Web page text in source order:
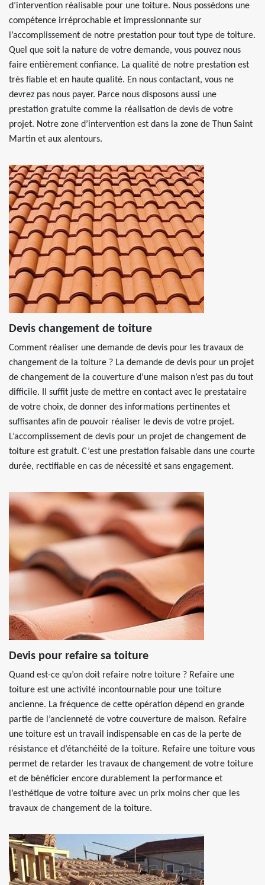
d’intervention réalisable pour une toiture. Nous possédons une
compétence irréprochable et impressionnante sur
l’accomplissement de notre prestation pour tout type de toiture.
Quel que soit la nature de votre demande, vous pouvez nous
faire entièrement confiance. La qualité de notre prestation est
très fiable et en haute qualité. En nous contactant, vous ne
devrez pas nous payer. Parce nous disposons aussi une
prestation gratuite comme la réalisation de devis de votre
projet. Notre zone d’intervention est dans la zone de Thun Saint
Martin et aux alentours.
Devis changement de toiture
Comment réaliser une demande de devis pour les travaux de
changement de la toiture ? La demande de devis pour un projet
de changement de la couverture d’une maison n’est pas du tout
difficile. Il suffit juste de mettre en contact avec le prestataire
de votre choix, de donner des informations pertinentes et
suffisantes afin de pouvoir réaliser le devis de votre projet.
L’accomplissement de devis pour un projet de changement de
toiture est gratuit. C’est une prestation faisable dans une courte
durée, rectifiable en cas de nécessité et sans engagement.
Devis pour refaire sa toiture
Quand est-ce qu’on doit refaire notre toiture ? Refaire une
toiture est une activité incontournable pour une toiture
ancienne. La fréquence de cette opération dépend en grande
partie de l’ancienneté de votre couverture de maison. Refaire
une toiture est un travail indispensable en cas de la perte de
résistance et d’étanchéité de la toiture. Refaire une toiture vous
permet de retarder les travaux de changement de votre toiture
et de bénéficier encore durablement la performance et
l’esthétique de votre toiture avec un prix moins cher que les
travaux de changement de la toiture.